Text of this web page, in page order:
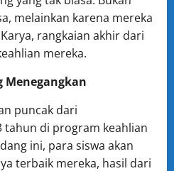
melainkan karena mereka
rangkaian akhir dari
mereka.
Menegangkan
puncak dari
tahun di program keahlian
ini, para siswa akan
terbaik mereka, hasil dari